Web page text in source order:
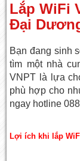
Lắp WiFi
Đại
Bạn đang sinh
tìm một nhà
VNPT là lựa
phù hợp cho
ngay hotline
Lợi ích khi lắp